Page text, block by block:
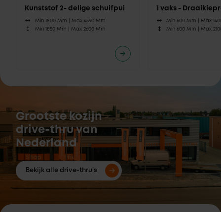
Kunststof 2- delige schuifpui
Min 1800 Mm | Max 4590 Mm
Min 1850 Mm | Max 2600 Mm
1 vaks -
Min 600 Mm |Max
Min 600 Mm |Max
Grootste kozijn
drive-thru van
Nederland
Bekijk alle drive-thru's